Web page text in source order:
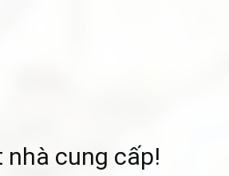
nhà cung cấp!